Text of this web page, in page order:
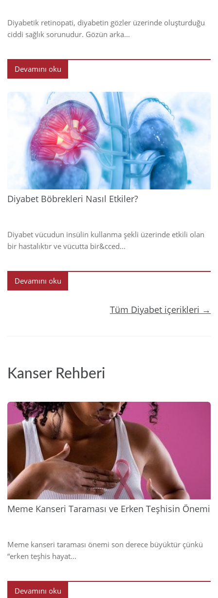
Diyabetik retinopati, diyabetin gözler üzerinde oluşturduğu
ciddi sağlık sorunudur. Gözün arka...
Devamını oku
Diyabet Böbrekleri Nasıl Etkiler?
Diyabet vücudun insülin kullanma şekli üzerinde etkili olan
bir hastalıktır ve vücutta bir&cced...
Devamını oku
Tüm Diyabet içerikleri →
Kanser Rehberi
Meme Kanseri Taraması ve Erken Teşhisin Önemi
Meme kanseri taraması önemi son derece büyüktür çünkü
“erken teşhis hayat...
Devamını oku